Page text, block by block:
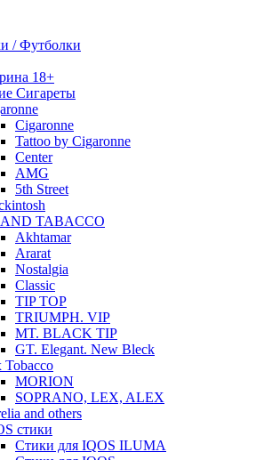
/ Футболки
18+
Сигареты
Cigaronne
Tattoo by Cigaronne
Center
AMG
5th Street
TABACCO
Akhtamar
Ararat
Nostalgia
Classic
TIP TOP
TRIUMPH. VIP
MT. BLACK TIP
GT. Elegant. New Bleck
Tobacco
MORION
SOPRANO, LEX, ALEX
and others
стики
Стики для IQOS ILUMA